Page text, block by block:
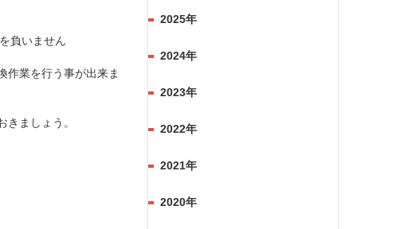
負いません
作業を行う事が出来ま
ましょう。
2025年
2024年
2023年
2022年
2021年
2020年